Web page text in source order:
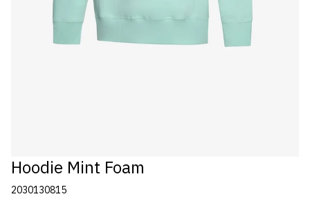
Hoodie Mint Foam
2030130815